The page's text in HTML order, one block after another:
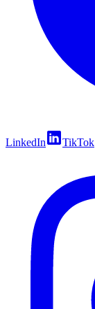
LinkedIn TikTok